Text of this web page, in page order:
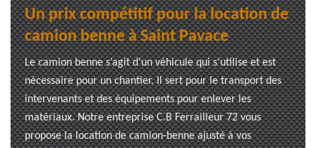
Un prix compétitif pour la location de
camion benne à Saint Pavace
Le camion benne s’agit d’un véhicule qui s’utilise et est
nécessaire pour un chantier. Il sert pour le transport des
intervenants et des équipements pour enlever les
matériaux. Notre entreprise C.B Ferrailleur 72 vous
propose la location de camion-benne ajusté à vos